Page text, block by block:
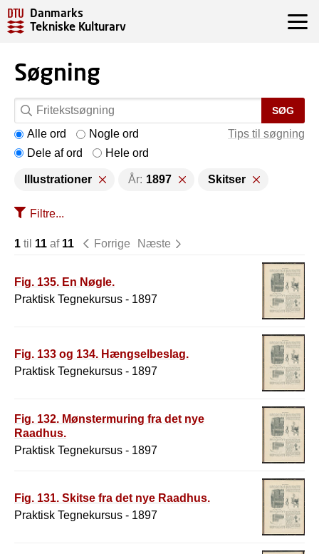
Danmarks
Tekniske Kulturarv
Søgning
SØG
Tips til søgning
Alle ord
Nogle ord
Dele af ord
Hele ord
Illustrationer År: 1897 Skitser
Filtre...
1 til 11 af 11 Forrige Næste
Fig. 135. En Nøgle.
Praktisk Tegnekursus - 1897
Fig. 133 og 134. Hængselbeslag.
Praktisk Tegnekursus - 1897
Fig. 132. Mønstermuring fra det nye
Raadhus.
Praktisk Tegnekursus - 1897
Fig. 131. Skitse fra det nye Raadhus.
Praktisk Tegnekursus - 1897